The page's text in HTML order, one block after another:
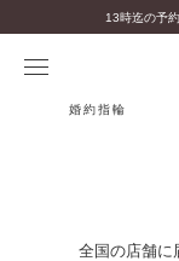
婚約指輪
全国の店舗に